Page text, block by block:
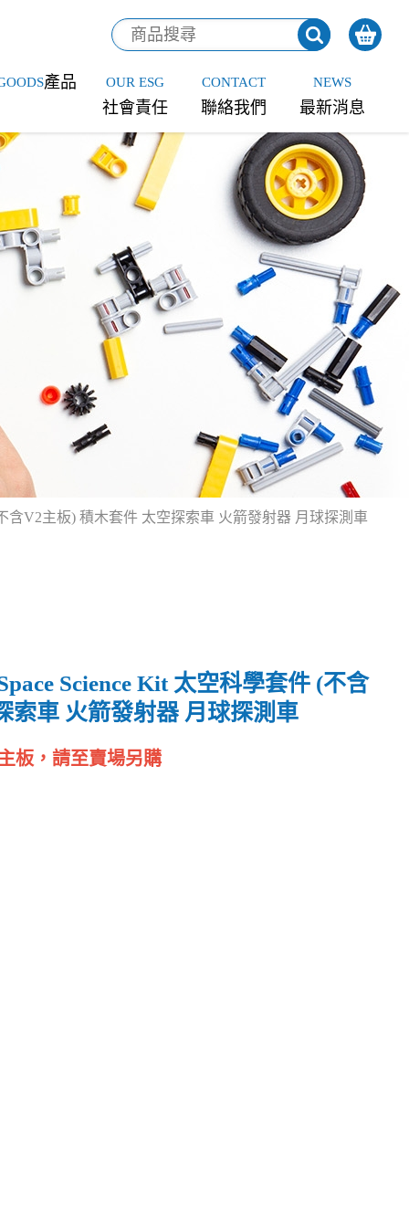
產品 OUR ESG
社會責任
CONTACT
聯絡我們
NEWS
最新消息
含V2主板) 積木套件 太空探索車 火箭發射器 月球探測車
Science Kit 太空科學套件 (不含
索車 火箭發射器 月球探測車
板，請至賣場另購